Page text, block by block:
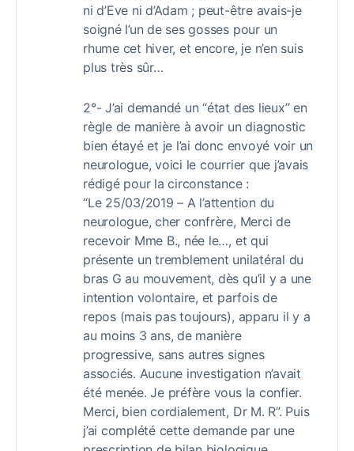
ni d’Eve ni d’Adam ; peut-être avais-je
soigné l’un de ses gosses pour un
rhume cet hiver, et encore, je n’en suis
plus très sûr…
2°- J’ai demandé un “état des lieux” en
règle de manière à avoir un diagnostic
bien étayé et je l’ai donc envoyé voir un
neurologue, voici le courrier que j’avais
rédigé pour la circonstance :
“Le 25/03/2019 – A l’attention du
neurologue, cher confrère, Merci de
recevoir Mme B., née le…, et qui
présente un tremblement unilatéral du
bras G au mouvement, dès qu’il y a une
intention volontaire, et parfois de
repos (mais pas toujours), apparu il y a
au moins 3 ans, de manière
progressive, sans autres signes
associés. Aucune investigation n’avait
été menée. Je préfère vous la confier.
Merci, bien cordialement, Dr M. R”. Puis
j’ai complété cette demande par une